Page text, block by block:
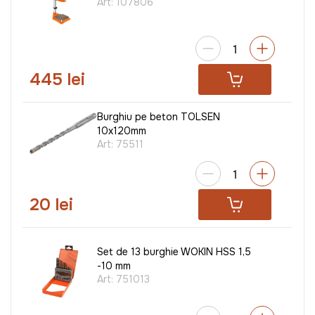
445 lei
Burghiu pe beton TOLSEN
10x120mm
Art: 75511
20 lei
Set de 13 burghie WOKIN HSS 1,5
-10 mm
Art: 751013